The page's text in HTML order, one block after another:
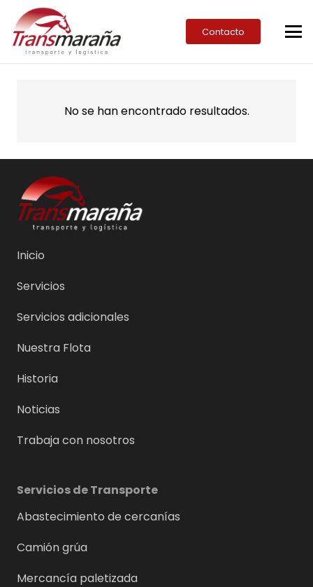
Contacto
No se han encontrado resultados.
Inicio
Servicios
Servicios adicionales
Nuestra Flota
Historia
Noticias
Trabaja con nosotros
Servicios de Transporte
Abastecimiento de cercanías
Camión grúa
Mercancía paletizada